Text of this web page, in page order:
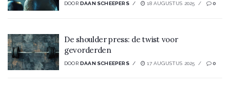
DOOR DAAN SCHEEPERS 18 AUGUSTUS 2025 0
De shoulder press: de twist voor
gevorderden
DOOR DAAN SCHEEPERS 17 AUGUSTUS 2025 0